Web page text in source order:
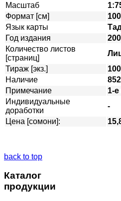
Масштаб
Формат [см]
Язык карты
Год издания
Количество листов
[страниц]
Тираж [экз.]
Наличие
852
Примечание
1-
Индивидуальные
доработки
-
Цена [сомони]:
back to top
Каталог
продукции